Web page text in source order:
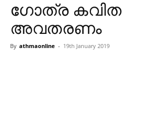
ഗോത്ര കവിത
അവതരണം
By athmaonline - 19th January 2019